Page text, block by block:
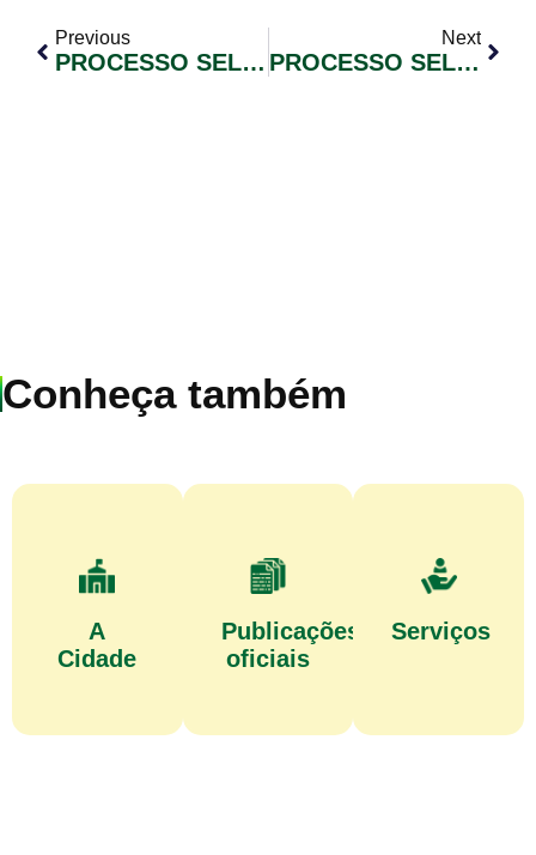
Previous
PROCESSO SELETIVO SIMPLIFICADO Nº 003/2021 EDITAL Nº 008
Next
PROCESSO SELETIVO SIMPLIFICADO Nº 004/2021 -CLASSIFICAÇÃO PRELIMINAR E SORTEIO DE DESEMPATE
Conheça também
A
Cidade
Publicações
oficiais
Serviços